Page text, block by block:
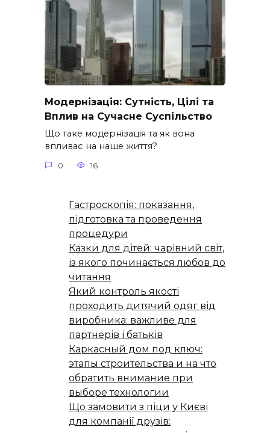
Модернізація: Сутність, Цілі та
Вплив на Сучасне Суспільство
Що таке модернізація та як вона
впливає на наше життя?
0 16
Гастроскопія: показання,
підготовка та проведення
процедури
Казки для дітей: чарівний світ,
із якого починається любов до
читання
Який контроль якості
проходить дитячий одяг від
виробника: важливе для
партнерів і батьків
Каркасный дом под ключ:
этапы строительства и на что
обратить внимание при
выборе технологии
Що замовити з піци у Києві
для компанії друзів: